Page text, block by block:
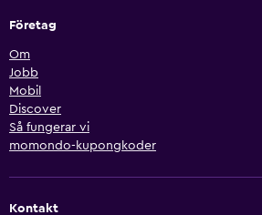
Företag
Om
Jobb
Mobil
Discover
Så fungerar vi
momondo-kupongkoder
Kontakt